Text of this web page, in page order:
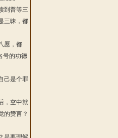
到普等三
三昧，都
愿，都
号的功德
己是个罪
，空中就
的赞言？